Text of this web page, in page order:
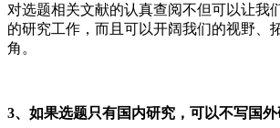
对选题相关文献的认真查阅不但可以让我
的研究工作，而且可以开阔我们的视野、
角。
3、 如果选题只有国内研究，可以不写国